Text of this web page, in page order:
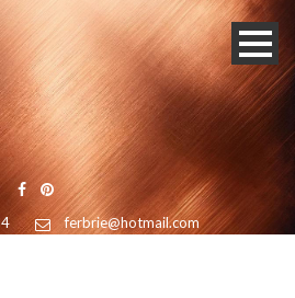
ferbrie@hotmail.com